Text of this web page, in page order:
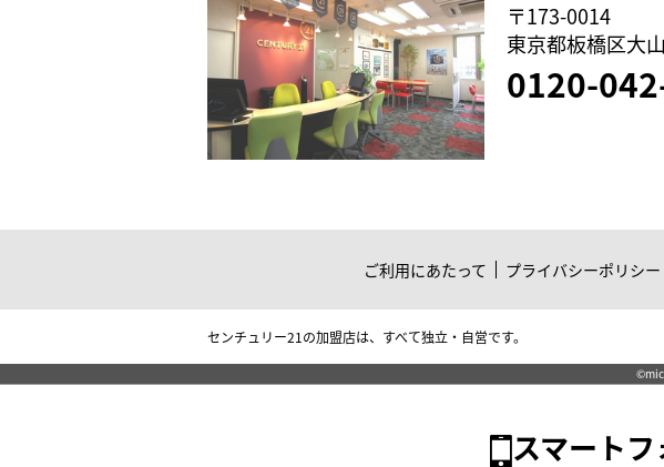
〒173-0014
東京都板橋区大
0120-
ご利用にあたって プライバシーポリシー
センチュリー21の加盟店は、すべて独立・自営です。
スマート